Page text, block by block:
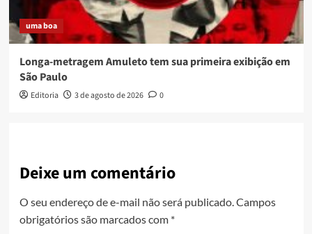
uma boa
Longa-metragem Amuleto tem sua primeira exibição em
São Paulo
Editoria 3 de agosto de 2026 0
Deixe um comentário
O seu endereço de e-mail não será publicado. Campos
obrigatórios são marcados com *